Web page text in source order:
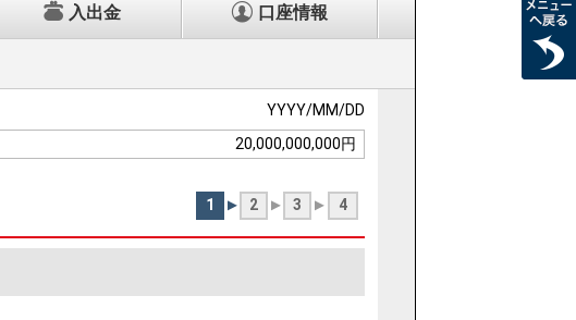
入出金 口座情報
YYYY/MM/DD
20,000,000,000円
1 2 3 4